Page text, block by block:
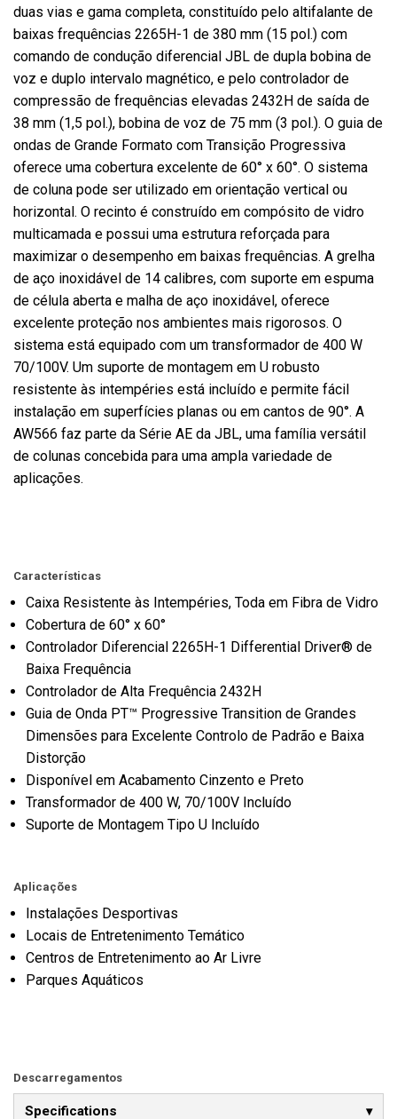
duas vias e gama completa, constituído pelo altifalante de
baixas frequências 2265H-1 de 380 mm (15 pol.) com
comando de condução diferencial JBL de dupla bobina de
voz e duplo intervalo magnético, e pelo controlador de
compressão de frequências elevadas 2432H de saída de
38 mm (1,5 pol.), bobina de voz de 75 mm (3 pol.). O guia de
ondas de Grande Formato com Transição Progressiva
oferece uma cobertura excelente de 60° x 60°. O sistema
de coluna pode ser utilizado em orientação vertical ou
horizontal. O recinto é construído em compósito de vidro
multicamada e possui uma estrutura reforçada para
maximizar o desempenho em baixas frequências. A grelha
de aço inoxidável de 14 calibres, com suporte em espuma
de célula aberta e malha de aço inoxidável, oferece
excelente proteção nos ambientes mais rigorosos. O
sistema está equipado com um transformador de 400 W
70/100V. Um suporte de montagem em U robusto
resistente às intempéries está incluído e permite fácil
instalação em superfícies planas ou em cantos de 90°. A
AW566 faz parte da Série AE da JBL, uma família versátil
de colunas concebida para uma ampla variedade de
aplicações.
Características
Caixa Resistente às Intempéries, Toda em Fibra de Vidro
Cobertura de 60° x 60°
Controlador Diferencial 2265H-1 Differential Driver® de
Baixa Frequência
Controlador de Alta Frequência 2432H
Guia de Onda PT™ Progressive Transition de Grandes
Dimensões para Excelente Controlo de Padrão e Baixa
Distorção
Disponível em Acabamento Cinzento e Preto
Transformador de 400 W, 70/100V Incluído
Suporte de Montagem Tipo U Incluído
Aplicações
Instalações Desportivas
Locais de Entretenimento Temático
Centros de Entretenimento ao Ar Livre
Parques Aquáticos
Descarregamentos
Specifications